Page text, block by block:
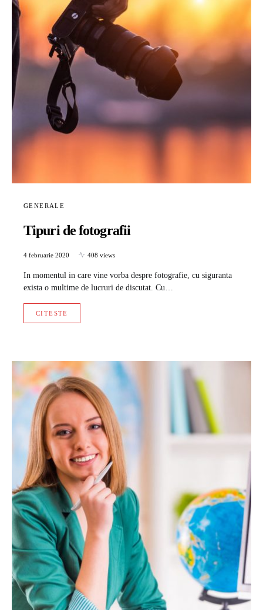
GENERALE
Tipuri de fotografii
4 februarie 2020 408 views
In momentul in care vine vorba despre fotografie, cu siguranta
exista o multime de lucruri de discutat. Cu…
CITESTE